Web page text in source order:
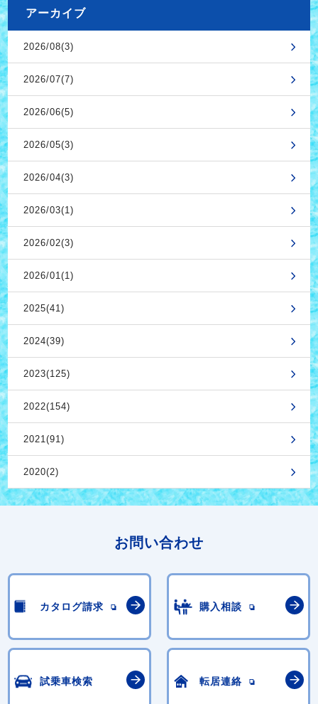
アーカイブ
2026/08(3)
2026/07(7)
2026/06(5)
2026/05(3)
2026/04(3)
2026/03(1)
2026/02(3)
2026/01(1)
2025(41)
2024(39)
2023(125)
2022(154)
2021(91)
2020(2)
お問い合わせ
カタログ請求 購入相談
試乗車検索 転居連絡